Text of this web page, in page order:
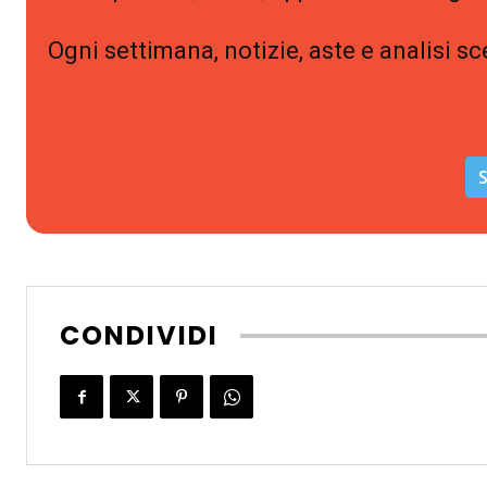
Ogni settimana, notizie, aste e analisi
CONDIVIDI